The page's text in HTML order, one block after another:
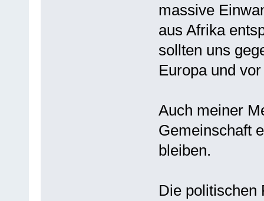
massive
aus Afrika
sollten uns
Europa und
Auch meiner
Gemeinschaft
bleiben.
Die politischen